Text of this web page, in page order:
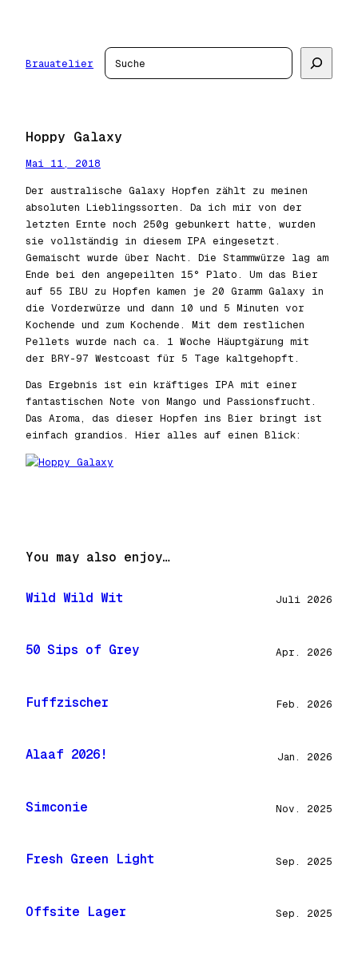
Brauatelier
Suchen
Hoppy Galaxy
Mai 11, 2018
Der australische Galaxy Hopfen zählt zu meinen
absoluten Lieblingssorten. Da ich mir von der
letzten Ernte noch 250g gebunkert hatte, wurden
sie vollständig in diesem IPA eingesetzt.
Gemaischt wurde über Nacht. Die Stammwürze lag am
Ende bei den angepeilten 15° Plato. Um das Bier
auf 55 IBU zu Hopfen kamen je 20 Gramm Galaxy in
die Vorderwürze und dann 10 und 5 Minuten vor
Kochende und zum Kochende. Mit dem restlichen
Pellets wurde nach ca. 1 Woche Häuptgärung mit
der BRY-97 Westcoast für 5 Tage kaltgehopft.
Das Ergebnis ist ein kräftiges IPA mit einer
fantastischen Note von Mango und Passionsfrucht.
Das Aroma, das dieser Hopfen ins Bier bringt ist
einfach grandios. Hier alles auf einen Blick:
You may also enjoy…
Wild Wild Wit Juli 2026
50 Sips of Grey Apr. 2026
Fuffzischer Feb. 2026
Alaaf 2026! Jan. 2026
Simconie Nov. 2025
Fresh Green Light Sep. 2025
Offsite Lager Sep. 2025